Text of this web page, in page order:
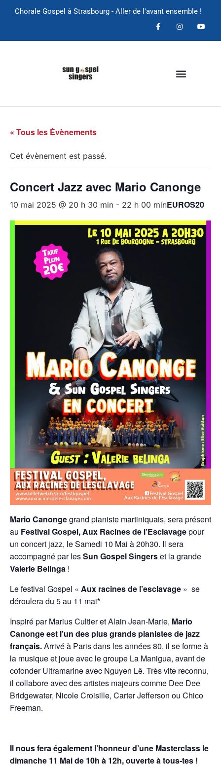
Chorale Gospel à Strasbourg - Aller de l'avant ensemble !
« Tous les Évènements
Cet évènement est passé.
Concert Jazz avec Mario Canonge
10 mai 2025 @ 20 h 30 min - 22 h 00 minEUROS20
Mario Canongegrand pianiste martiniquais, sera présent
au Festival Gospel, Aux Racines de l’Esclavagepour
un concert jazz, le Samedi 10 Mai à 20h30. Il sera
accompagné par lesSun Gospel Singerset la grande
Valerie Belinga !
Le festival Gospel « Aux racines de l’esclavage » se
déroulera du 5 au 11 mai*
Inspiré par Marius Cultier et Alain Jean-Marie, Mario
Canonge est l’un des plus grands pianistes de jazz
français.Arrivé à Paris dans les années 80, il se forme à
la musique et joue avec le groupe La Manigua, avant de
cofonder Ultramarine avec Nguyen Lê. Très vite reconnu,
il collabore avec des artistes majeurs comme Dee Dee
Bridgewater, Nicole Croisille, Carter Jefferson ou Chico
Freeman.
Il nous fera également l’honneur d’une Masterclass le
dimanche 11 Mai de 10h à 12h, ouverte à tous-tes !